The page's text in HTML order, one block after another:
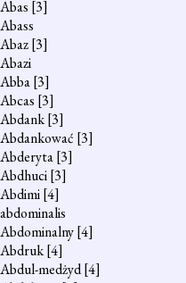
Abas [3]
Abass
Abaz[3]
Abazi
Abba[3]
Abcas [3]
Abdank[3]
Abdankować [3]
Abderyta[3]
Abdhuci[3]
Abdimi[4]
abdominalis
Abdominalny[4]
Abdruk[4]
Abdul-medżyd[4]